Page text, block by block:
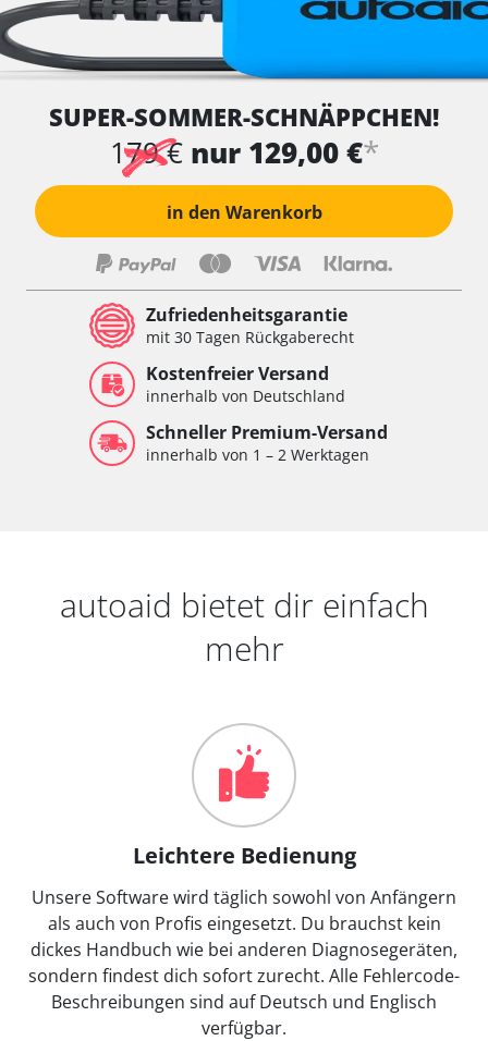
SUPER-SOMMER-SCHNÄPPCHEN!
179 € nur 129,00 €*
in den Warenkorb
Zufriedenheitsgarantie
mit 30 Tagen Rückgaberecht
Kostenfreier Versand
innerhalb von Deutschland
Schneller Premium-Versand
innerhalb von 1 – 2 Werktagen
autoaid bietet dir einfach
mehr
Leichtere Bedienung
Unsere Software wird täglich sowohl von Anfängern
als auch von Profis eingesetzt. Du brauchst kein
dickes Handbuch wie bei anderen Diagnosegeräten,
sondern findest dich sofort zurecht. Alle Fehlercode-
Beschreibungen sind auf Deutsch und Englisch
verfügbar.